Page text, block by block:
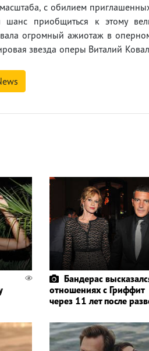
с обилием
приобщиться к этому
огромный ажиотаж в
звезда оперы Виталий
Бандерас
отношениях с Гриффит
через 11 лет после